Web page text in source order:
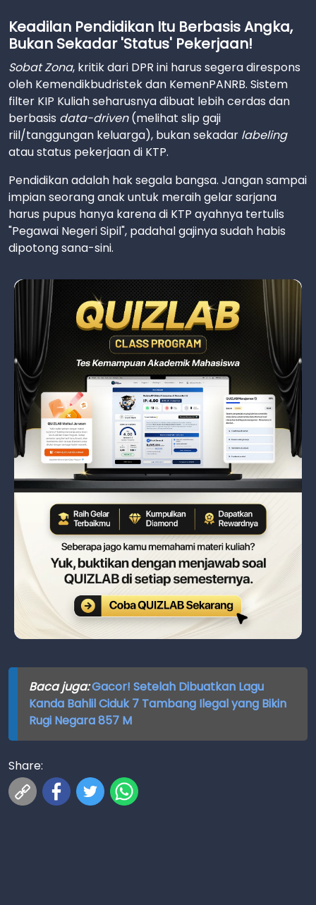
Keadilan Pendidikan Itu Berbasis Angka,
Bukan Sekadar 'Status' Pekerjaan!
Sobat Zona, kritik dari DPR ini harus segera direspons
oleh Kemendikbudristek dan KemenPANRB. Sistem
filter KIP Kuliah seharusnya dibuat lebih cerdas dan
berbasis data-driven(melihat slip gaji
riil/tanggungan keluarga), bukan sekadar labeling
atau status pekerjaan di KTP.
Pendidikan adalah hak segala bangsa. Jangan sampai
impian seorang anak untuk meraih gelar sarjana
harus pupus hanya karena di KTP ayahnya tertulis
"Pegawai Negeri Sipil", padahal gajinya sudah habis
dipotong sana-sini.
Baca juga:Gacor! Setelah Dibuatkan Lagu
Kanda Bahlil Ciduk 7 Tambang Ilegal yang Bikin
Rugi Negara 857 M
Share: